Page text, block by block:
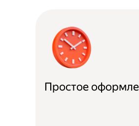
Простое